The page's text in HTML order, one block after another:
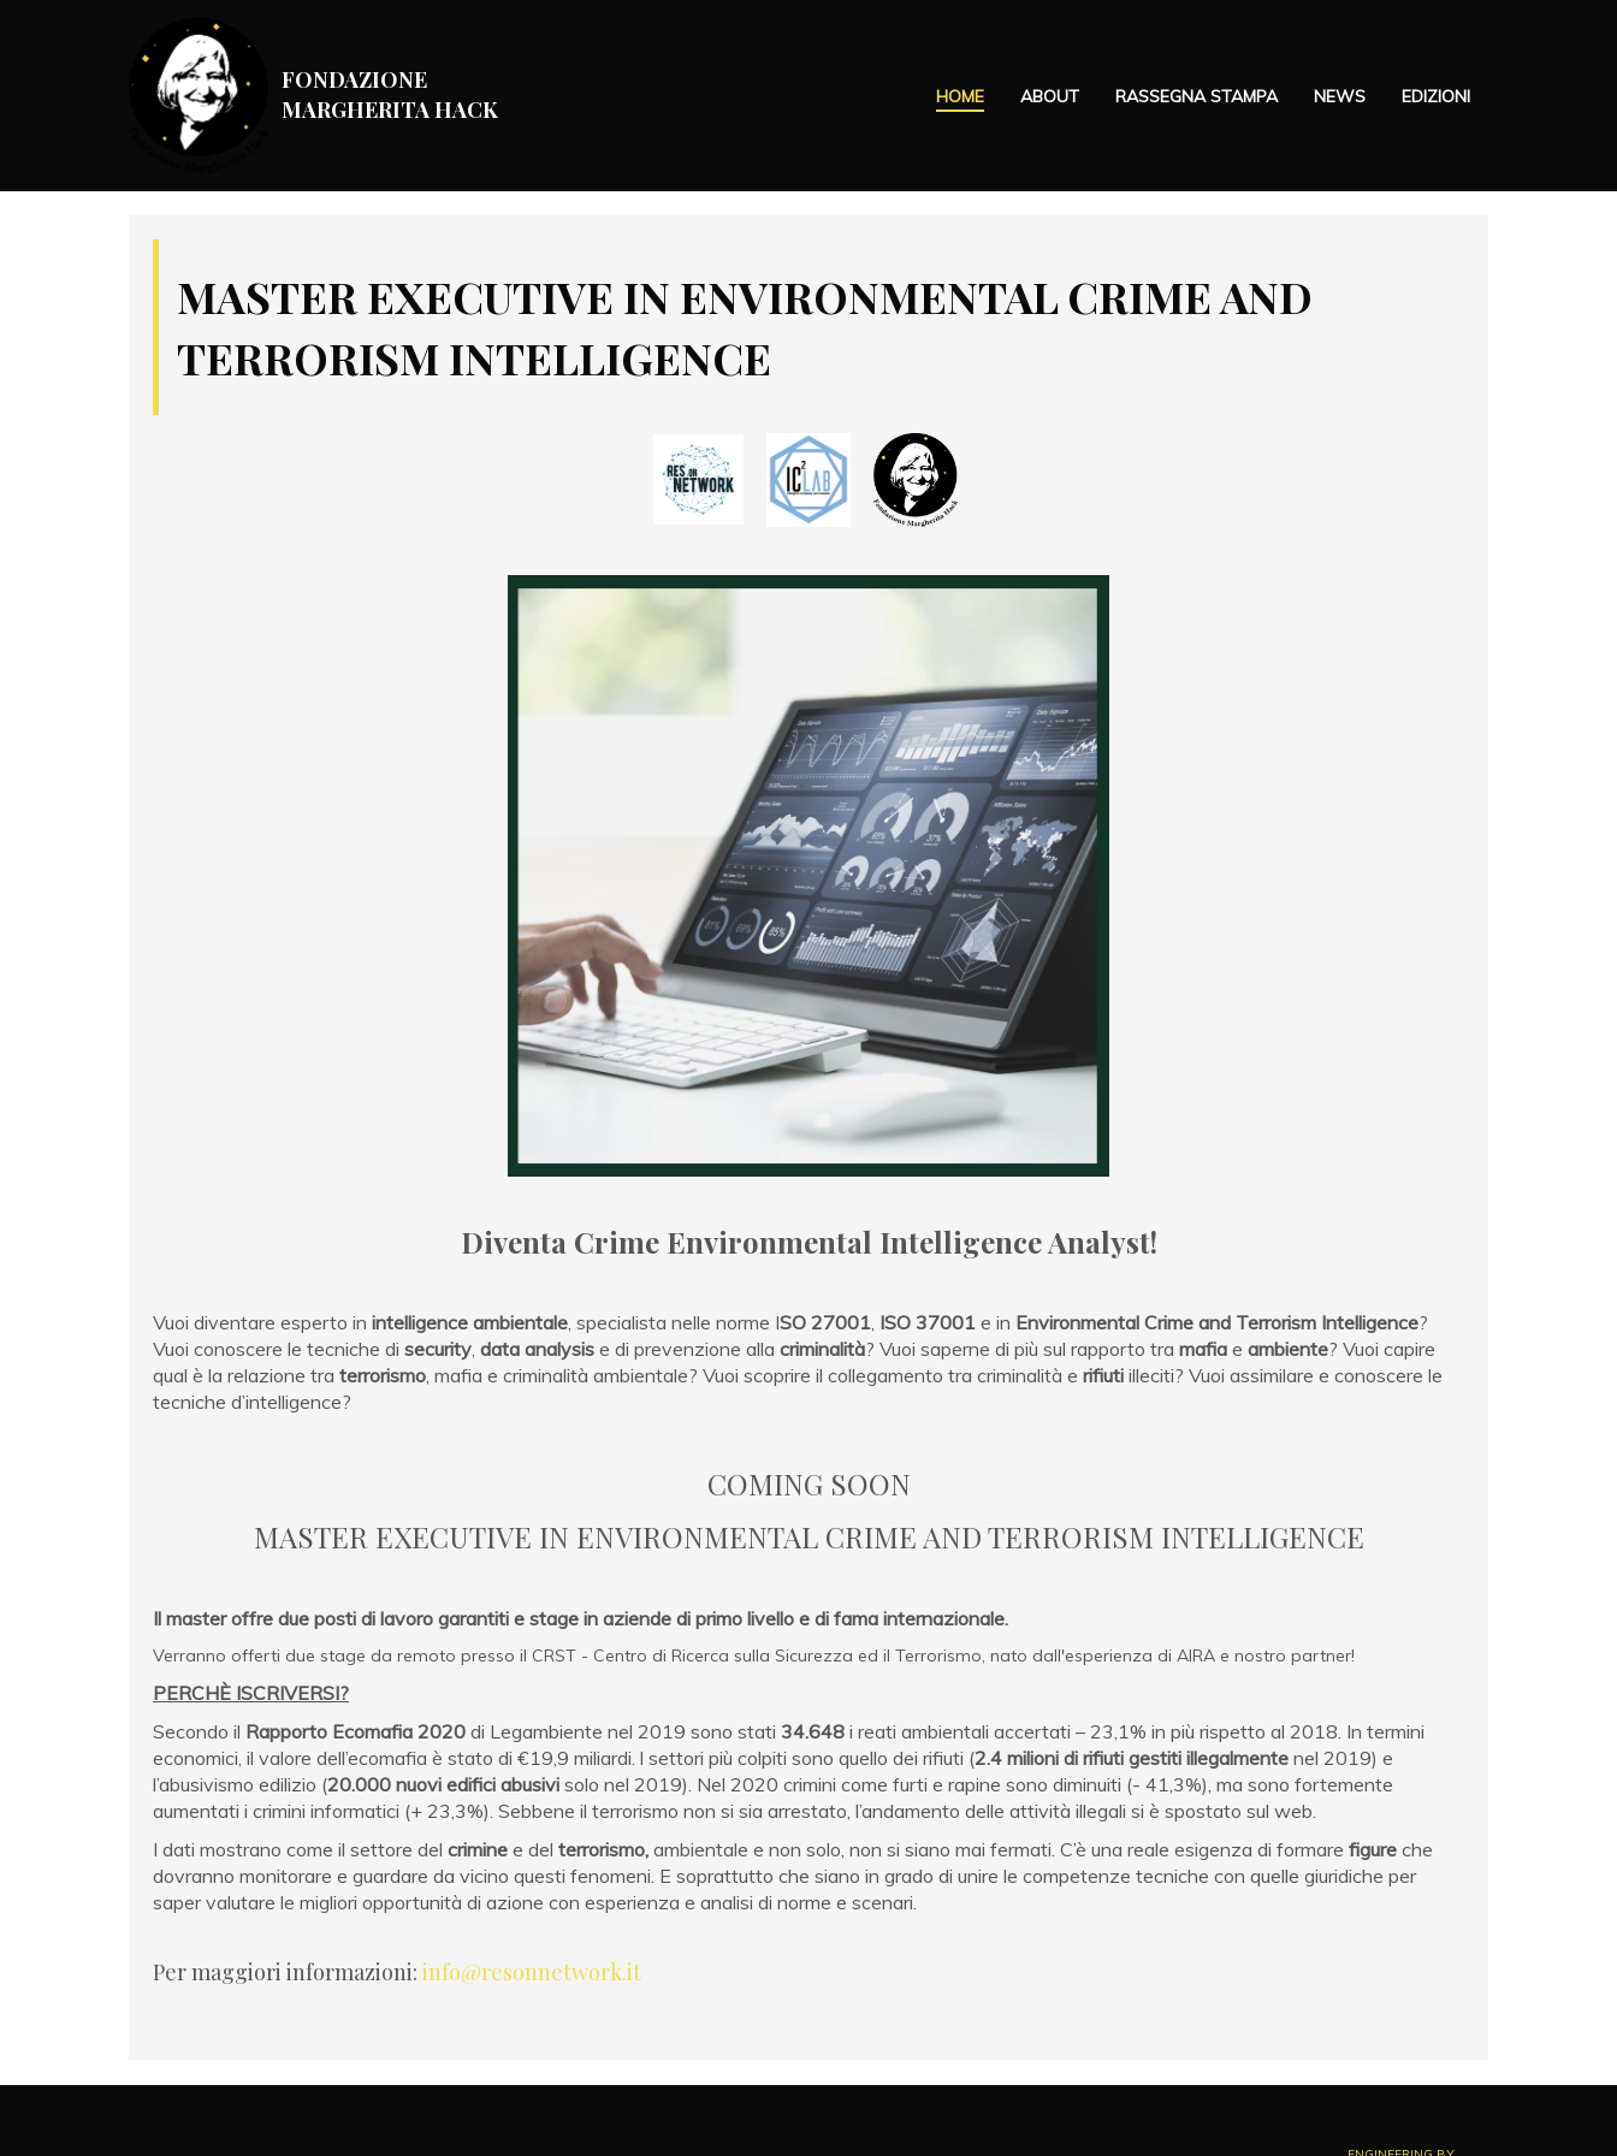
FONDAZIONE
MARGHERITA HACK
HOME ABOUT RASSEGNA STAMPA NEWS EDIZIONI
MASTER EXECUTIVE IN ENVIRONMENTAL CRIME AND
TERRORISM INTELLIGENCE
Diventa Crime Environmental Intelligence Analyst!
Vuoi diventare esperto in intelligence ambientale, specialista nelle norme ISO 27001, ISO 37001 e in Environmental Crime and Terrorism Intelligence?
Vuoi conoscere le tecniche di security, data analysis e di prevenzione alla criminalità? Vuoi saperne di più sul rapporto tra mafia e ambiente? Vuoi capire
qual è la relazione tra terrorismo, mafia e criminalità ambientale? Vuoi scoprire il collegamento tra criminalità e rifiuti illeciti? Vuoi assimilare e conoscere le
tecniche d’intelligence?
COMING SOON
MASTER EXECUTIVE IN ENVIRONMENTAL CRIME AND TERRORISM INTELLIGENCE
Il master offre due posti di lavoro garantiti e stage in aziende di primo livello e di fama internazionale.
Verranno offerti due stage da remoto presso il CRST - Centro di Ricerca sulla Sicurezza ed il Terrorismo, nato dall'esperienza di AIRA e nostro partner!
PERCHÈ ISCRIVERSI?
Secondo il Rapporto Ecomafia 2020 di Legambiente nel 2019 sono stati 34.648 i reati ambientali accertati – 23,1% in più rispetto al 2018. In termini
economici, il valore dell’ecomafia è stato di €19,9 miliardi. l settori più colpiti sono quello dei rifiuti (2.4 milioni di rifiuti gestiti illegalmente nel 2019) e
l’abusivismo edilizio (20.000 nuovi edifici abusivi solo nel 2019). Nel 2020 crimini come furti e rapine sono diminuiti (- 41,3%), ma sono fortemente
aumentati i crimini informatici (+ 23,3%). Sebbene il terrorismo non si sia arrestato, l’andamento delle attività illegali si è spostato sul web.
I dati mostrano come il settore del crimine e del terrorismo, ambientale e non solo, non si siano mai fermati. C’è una reale esigenza di formare figure che
dovranno monitorare e guardare da vicino questi fenomeni. E soprattutto che siano in grado di unire le competenze tecniche con quelle giuridiche per
saper valutare le migliori opportunità di azione con esperienza e analisi di norme e scenari.
Per maggiori informazioni: info@resonnetwork.it